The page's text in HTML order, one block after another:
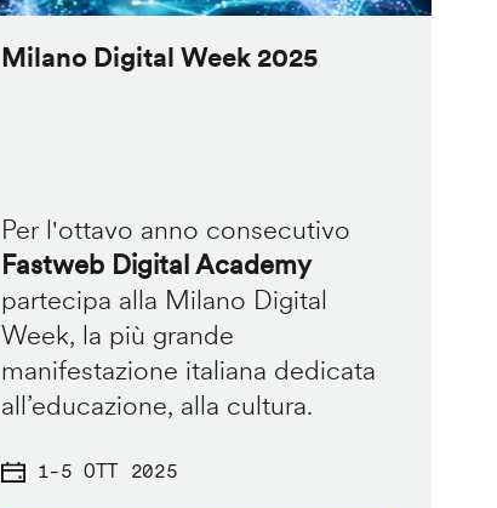
Milano Digital Week 2025
Per l'ottavo anno consecutivo
Fastweb Digital Academy
partecipa alla Milano Digital
Week, la più grande
manifestazione italiana dedicata
all’educazione, alla cultura.
1-5 OTT 2025